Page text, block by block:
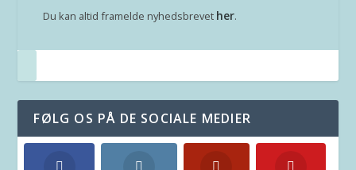
Du kan altid framelde nyhedsbrevet her.
FØLG OS PÅ DE SOCIALE MEDIER